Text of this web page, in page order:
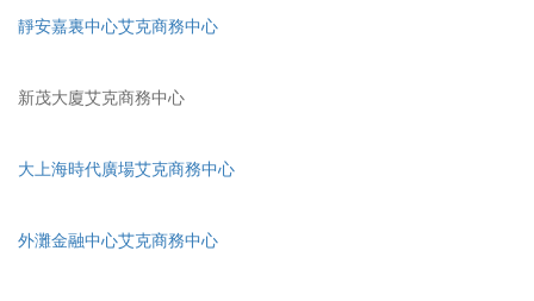
靜安嘉裏中心艾克商務中心
新茂大廈艾克商務中心
大上海時代廣場艾克商務中心
外灘金融中心艾克商務中心